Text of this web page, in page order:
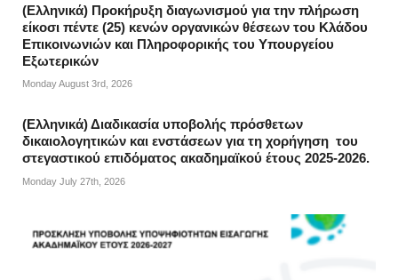
(Ελληνικά) Προκήρυξη διαγωνισμού για την πλήρωση
είκοσι πέντε (25) κενών οργανικών θέσεων του Κλάδου
Επικοινωνιών και Πληροφορικής του Υπουργείου
Εξωτερικών
Monday August 3rd, 2026
(Ελληνικά) Διαδικασία υποβολής πρόσθετων
δικαιολογητικών και ενστάσεων για τη χορήγηση του
στεγαστικού επιδόματος ακαδημαϊκού έτους 2025-2026.
Monday July 27th, 2026